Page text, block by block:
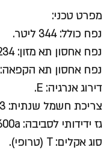
מפרט טכני:
נפח כולל: 344 ליטר.
נפח אחסון תא מזון: 234 ליטר.
נפח אחסון תא הקפאה: 110 ליטר.
דירוג אנרגיה: E.
צריכת חשמל שנתית: 253 קוט"ש.
גז ידידותי לסביבה: R600a.
סוג אקלים: T (טרופי).